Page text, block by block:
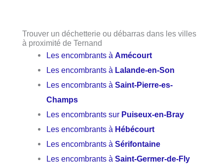
Trouver un déchetterie ou débarras dans les villes
à proximité de Ternand
Les encombrants àAmécourt
Les encombrants à Lalande-en-Son
Les encombrants àSaint-Pierre-es-
Champs
Les encombrants sur Puiseux-en-Bray
Les encombrants à Hébécourt
Les encombrants àSérifontaine
Les encombrants àSaint-Germer-de-Fly